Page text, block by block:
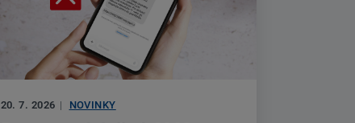
20. 7. 2026 | NOVINKY